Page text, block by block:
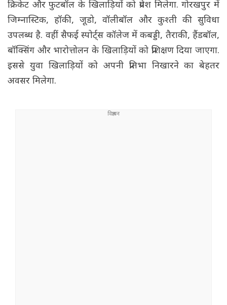
क्रिकेट और फुटबॉल के खिलाड़ियों को प्रवेश मिलेगा. गोरखपुर में
जिम्नास्टिक, हॉकी, जूडो, वॉलीबॉल और कुश्ती की सुविधा
उपलब्ध है. वहीं सैफई स्पोर्ट्स कॉलेज में कबड्डी, तैराकी, हैंडबॉल,
बॉक्सिंग और भारोत्तोलन के खिलाड़ियों को प्रशिक्षण दिया जाएगा.
इससे युवा खिलाड़ियों को अपनी प्रतिभा निखारने का बेहतर
अवसर मिलेगा.